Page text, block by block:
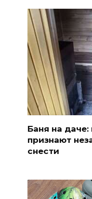
Баня на даче:
признают
снести